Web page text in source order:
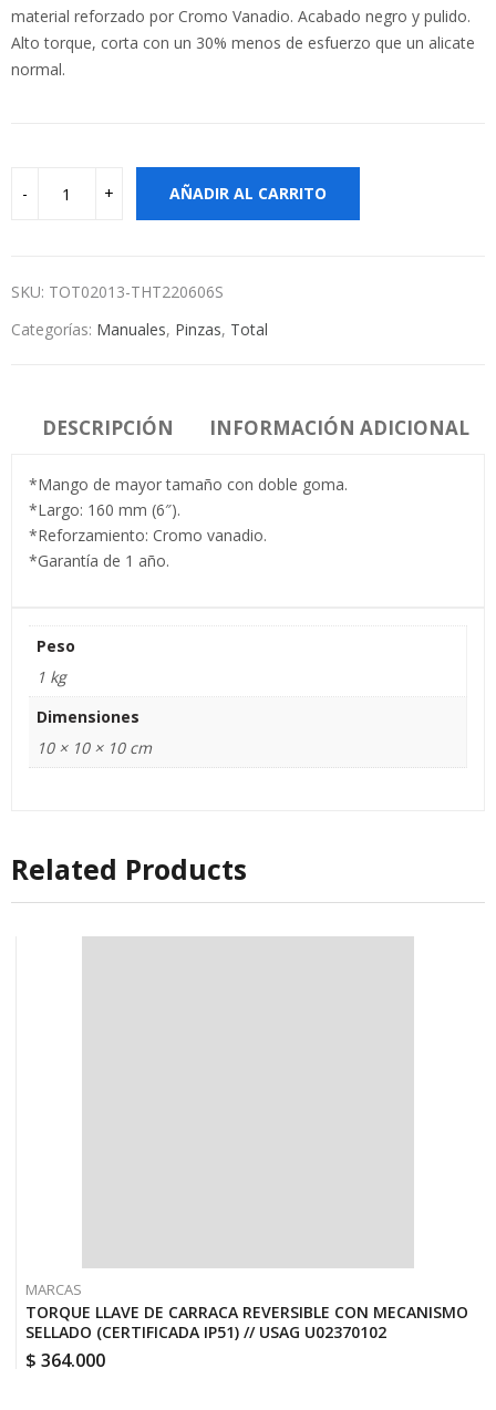
material reforzado por Cromo Vanadio. Acabado negro y pulido.
Alto torque, corta con un 30% menos de esfuerzo que un alicate
normal.
AÑADIR AL CARRITO
SKU: TOT02013-THT220606S
Categorías: Manuales, Pinzas, Total
DESCRIPCIÓN INFORMACIÓN ADICIONAL
*Mango de mayor tamaño con doble goma.
*Largo: 160 mm (6″).
*Reforzamiento: Cromo vanadio.
*Garantía de 1 año.
Peso
1 kg
Dimensiones
10 × 10 × 10 cm
Related Products
MARCAS
TORQUE LLAVE DE CARRACA REVERSIBLE CON MECANISMO
SELLADO (CERTIFICADA IP51) // USAG U02370102
$ 364.000